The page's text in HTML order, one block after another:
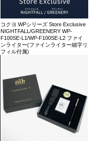
コクヨ WPシリーズ Store Exclusive
NIGHTFALL/GREENERY WP-
F100SE-L1/WP-F100SE-L2 ファイ
ンライター(ファインライター細字リ
フィル付属)